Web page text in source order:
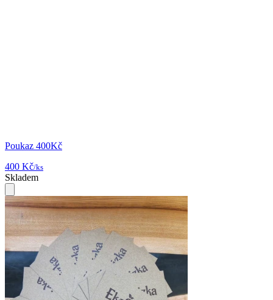
Poukaz 400Kč
400 Kč/ks
Skladem